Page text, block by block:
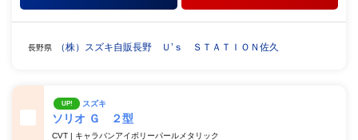
長野県 （株）スズキ自販長野 Ｕ’ｓ ＳＴＡＴＩＯＮ佐久
UP! スズキ
ソリオ Ｇ ２型
CVT | キャラバンアイボリーパールメタリック